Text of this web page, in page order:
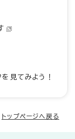
見てみよう！
トップページへ戻る